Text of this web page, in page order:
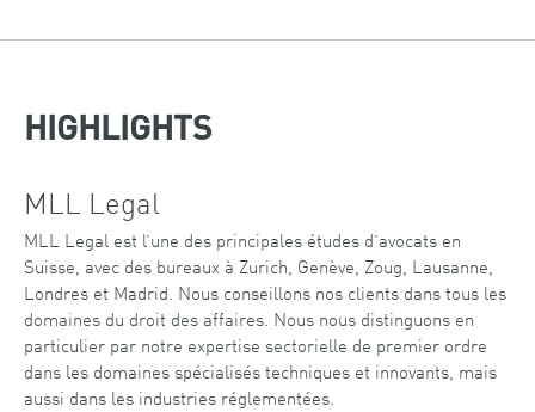
HIGHLIGHTS
MLL Legal
MLL Legal est l’une des principales études d’avocats en
Suisse, avec des bureaux à Zurich, Genève, Zoug, Lausanne,
Londres et Madrid. Nous conseillons nos clients dans tous les
domaines du droit des affaires. Nous nous distinguons en
particulier par notre expertise sectorielle de premier ordre
dans les domaines spécialisés techniques et innovants, mais
aussi dans les industries réglementées.